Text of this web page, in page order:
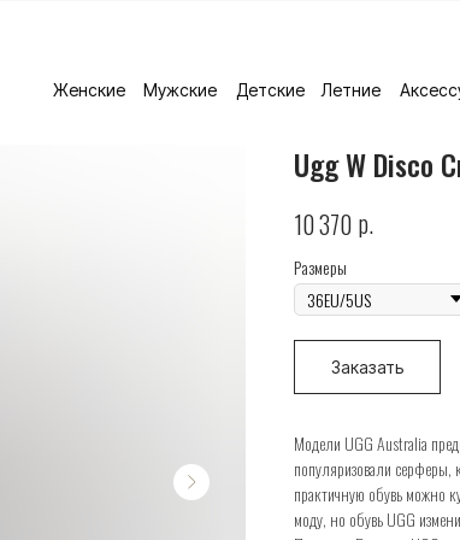
Женские Мужские Детские Летние
Ugg W Disco
10 370 р.
Размеры
Заказать
Модели UGG Australia
популяризовали серферы,
практичную обувь можно
моду, но обувь UGG